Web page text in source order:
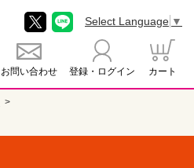
お問い合わせ 登録・ログイン カート
Select Language ▼